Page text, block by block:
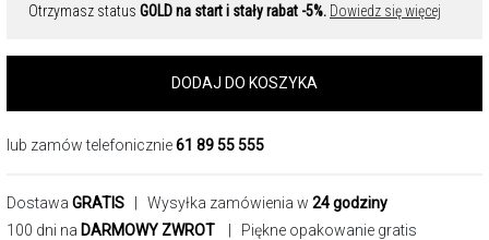
Otrzymasz status GOLD na start i stały rabat -5%. Dowiedz się więcej
DODAJ DO KOSZYKA
lub zamów telefonicznie61 89 55 555
Dostawa GRATIS | Wysyłka zamówienia w 24 godziny
100 dni na DARMOWY ZWROT | Piękne opakowanie gratis